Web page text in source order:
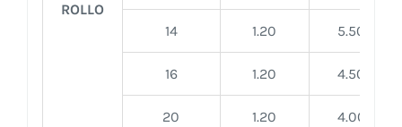
ROLLO
14 1.20 5.50
16 1.20 4.50
20 1.20 4.00